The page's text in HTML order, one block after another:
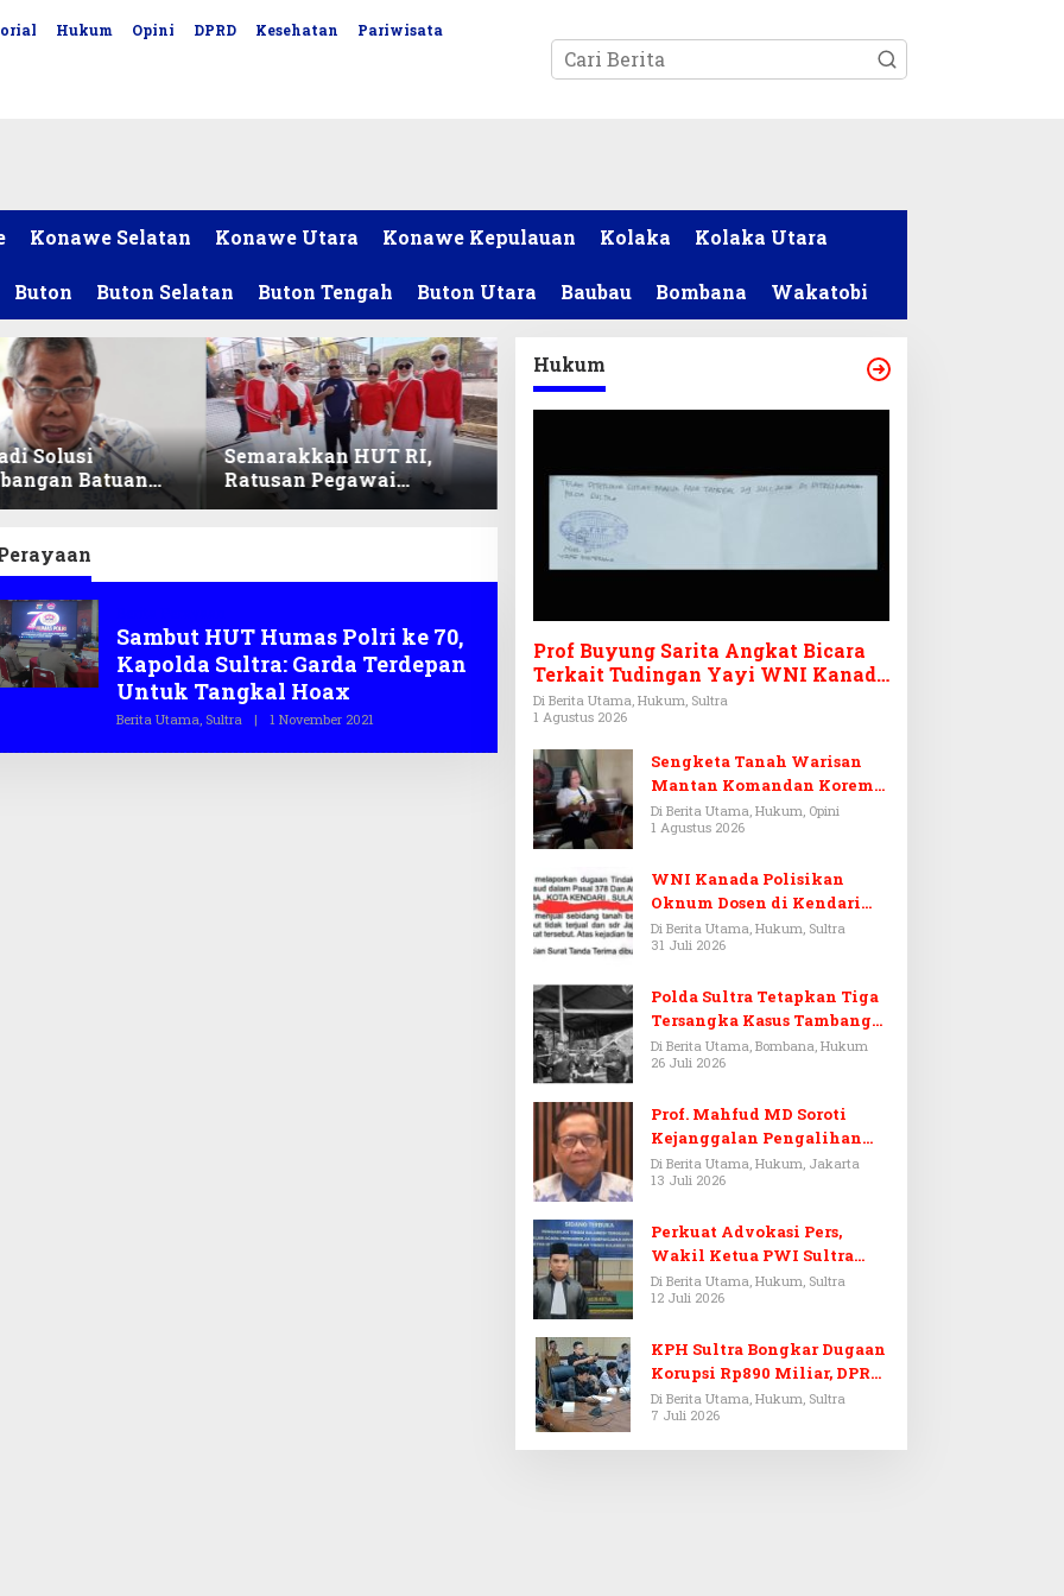
Hukum Opini DPRD Kesehatan Pariwisata
Konawe Selatan Konawe Utara Konawe Kepulauan Kolaka Kolaka Utara
Buton Buton Selatan Buton Tengah Buton Utara Baubau Bombana Wakatobi
Solusi
Batuan
ex-Golongan
Semarakkan HUT RI,
Ratusan Pegawai
Sekretariat DPRD Sultra
Sambut HUT Humas Polri ke 70,
Kapolda Sultra: Garda Terdepan
Untuk Tangkal Hoax
Berita Utama, Sultra | 1 November 2021
E
Hukum
Prof Buyung Sarita Angkat Bicara
Terkait Tudingan Yayi WNI Kanada
Ditagih Utang Rp3,6 Miliar
Di Berita Utama, Hukum, Sultra
1 Agustus 2026
Sengketa Tanah Warisan
Mantan Komandan Korem
143/HO, Ketika Warisan
Menjadi Arena Pemerasan
Di Berita Utama, Hukum, Opini
1 Agustus 2026
WNI Kanada Polisikan
Oknum Dosen di Kendari
Terkait Aset Puluhan Miliar
Di Berita Utama, Hukum, Sultra
31 Juli 2026
Polda Sultra Tetapkan Tiga
Tersangka Kasus Tambang
Emas Ilegal di Bombana
Di Berita Utama, Bombana, Hukum
26 Juli 2026
Prof. Mahfud MD Soroti
Kejanggalan Pengalihan
Penyelidikan Tersangka
Febrie Adriansyah
Di Berita Utama, Hukum, Jakarta
13 Juli 2026
Perkuat Advokasi Pers,
Wakil Ketua PWI Sultra
Resmi Dilantik Menjadi
Advokat PERADI
Di Berita Utama, Hukum, Sultra
12 Juli 2026
KPH Sultra Bongkar Dugaan
Korupsi Rp890 Miliar, DPRD
Sultra Gelar RDP
Di Berita Utama, Hukum, Sultra
7 Juli 2026